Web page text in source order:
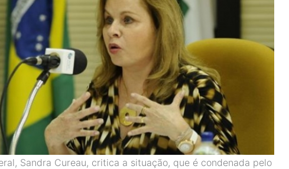
Sandra Cureau, critica a situação, que é condenada pelo